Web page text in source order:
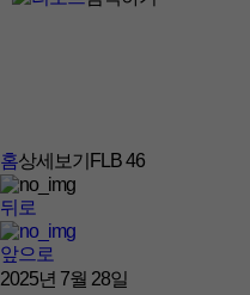
홈상세보기 FLB 46
뒤로
앞으로
2025년 7월 28일